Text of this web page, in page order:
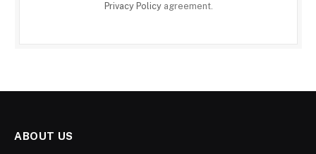
Privacy Policyagreement.
ABOUT US